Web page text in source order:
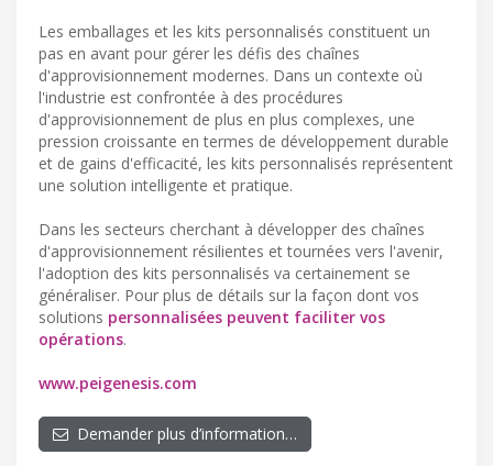
Les emballages et les kits personnalisés constituent un
pas en avant pour gérer les défis des chaînes
d'approvisionnement modernes. Dans un contexte où
l'industrie est confrontée à des procédures
d'approvisionnement de plus en plus complexes, une
pression croissante en termes de développement durable
et de gains d'efficacité, les kits personnalisés représentent
une solution intelligente et pratique.
Dans les secteurs cherchant à développer des chaînes
d'approvisionnement résilientes et tournées vers l'avenir,
l'adoption des kits personnalisés va certainement se
généraliser. Pour plus de détails sur la façon dont vos
solutions personnalisées peuvent faciliter vos
opérations.
www.peigenesis.com
Demander plus d’information…